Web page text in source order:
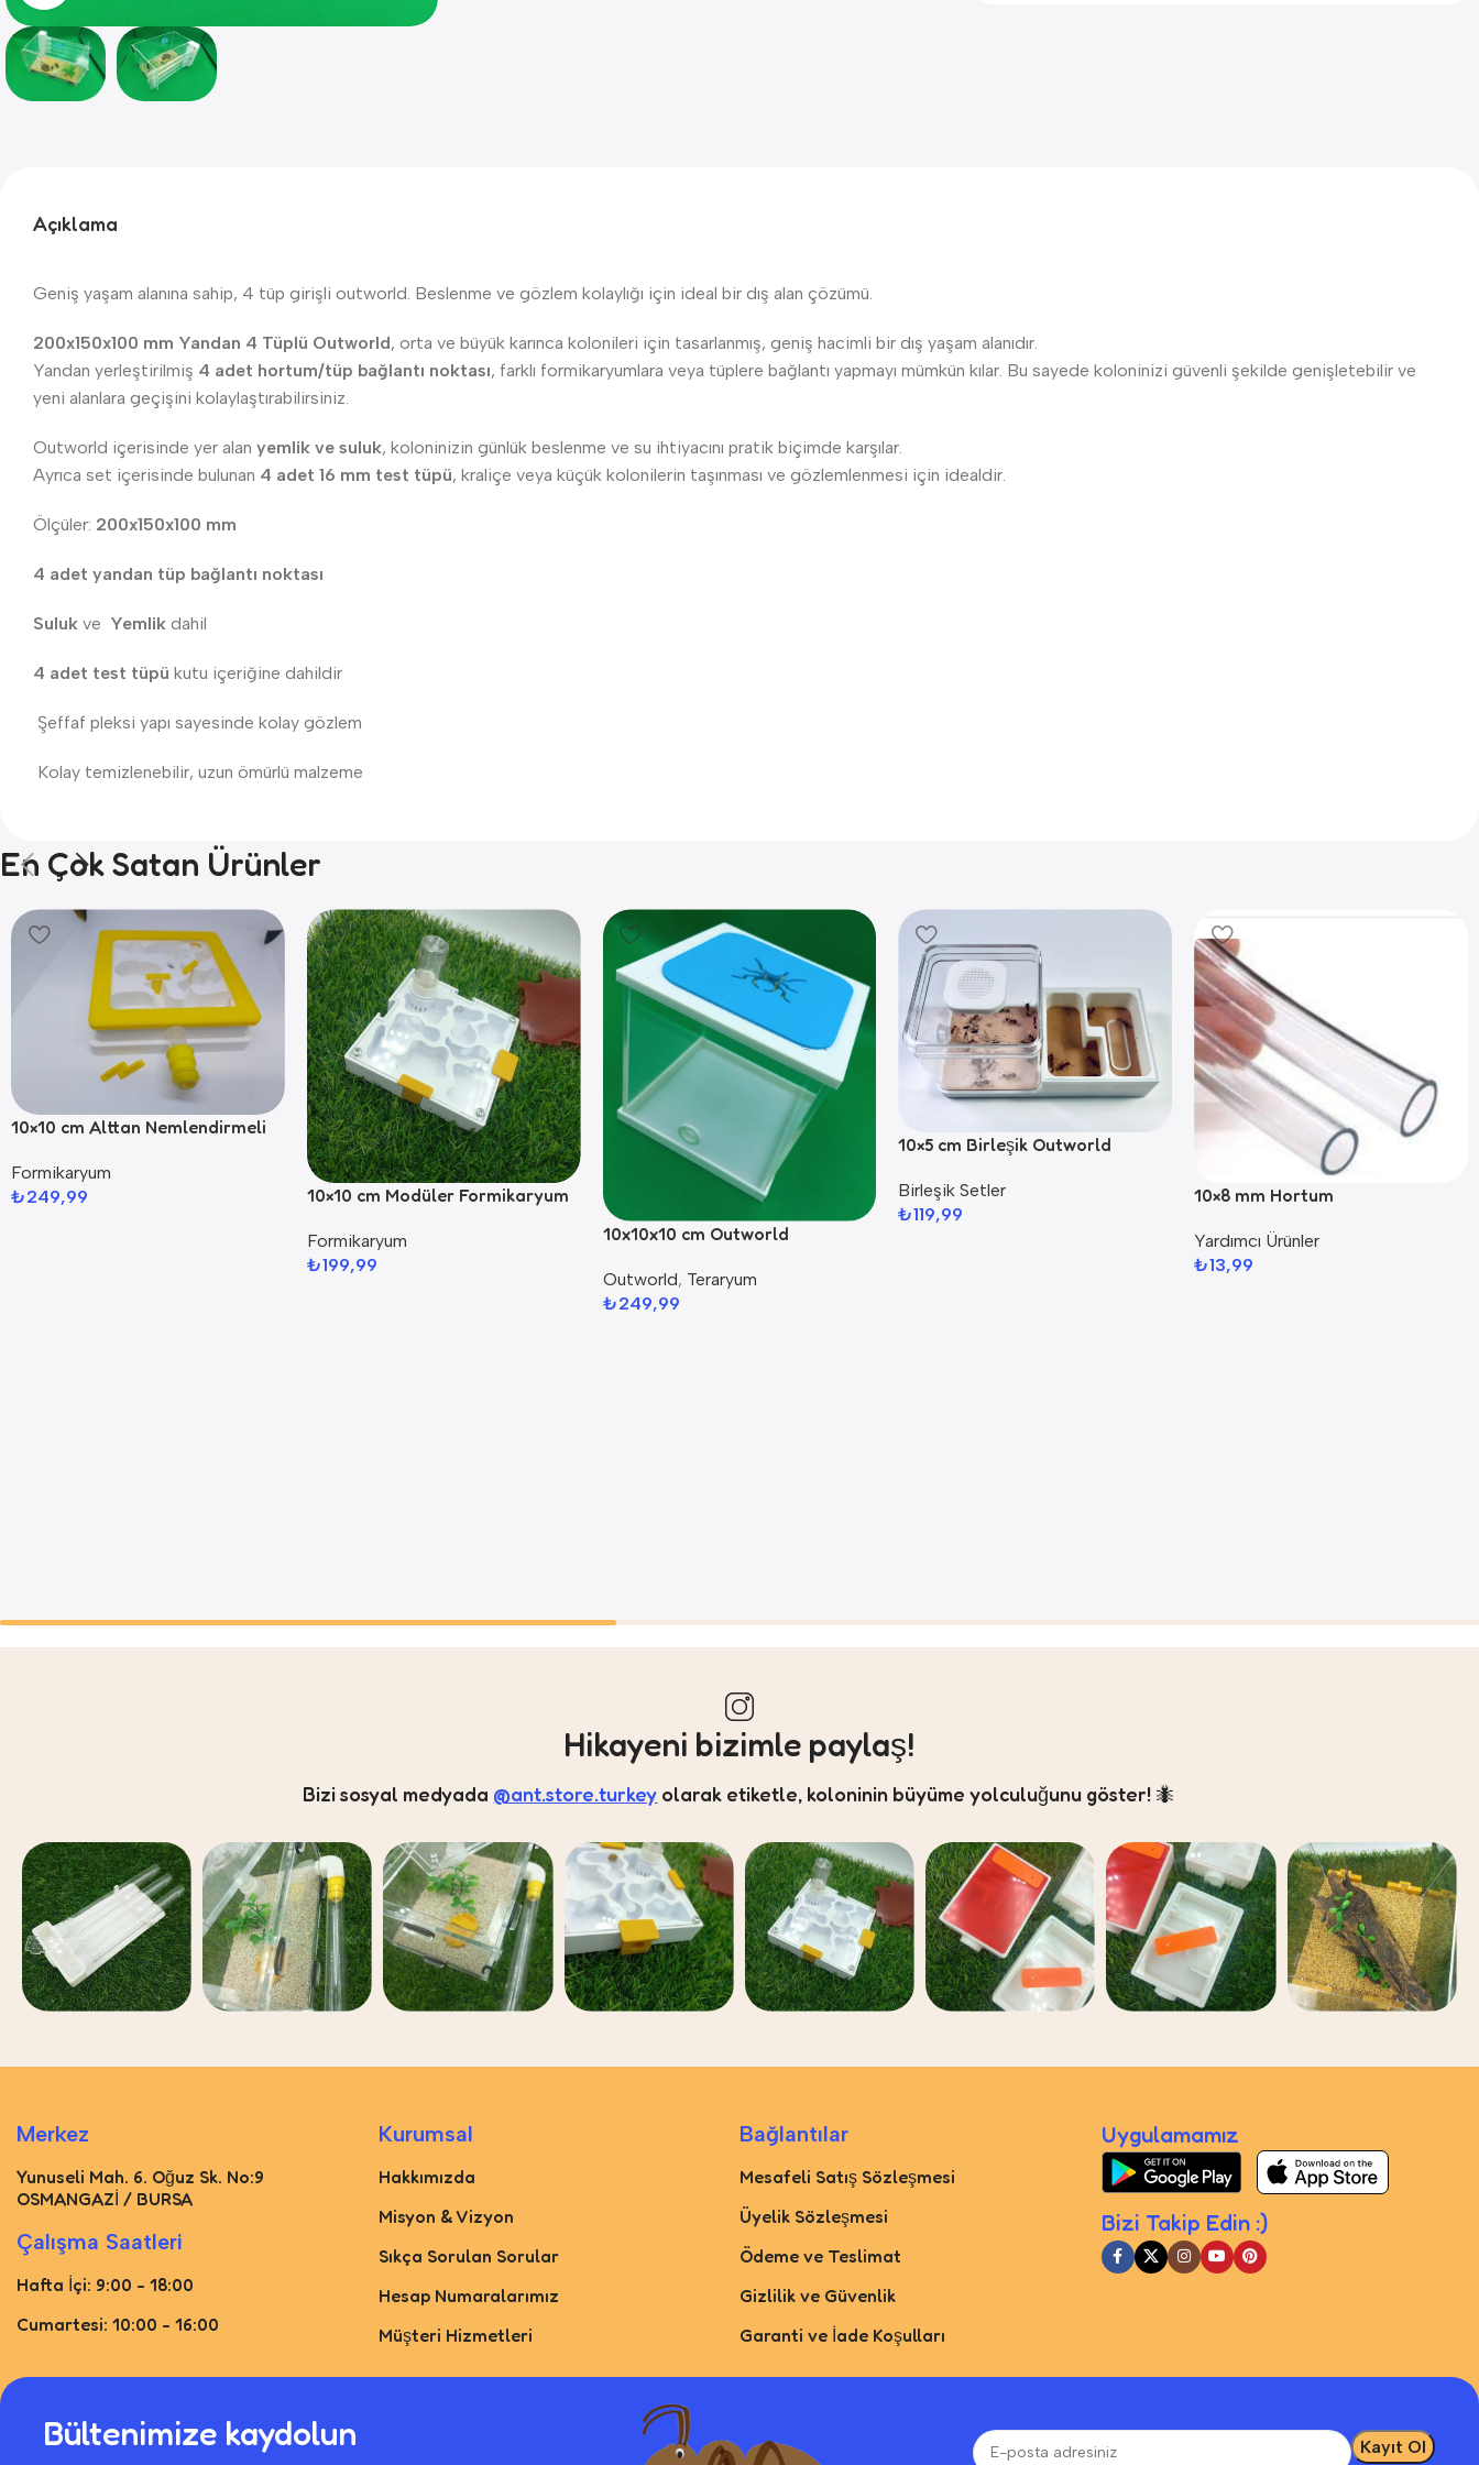
Açıklama
Geniş yaşam alanına sahip, 4 tüp girişli outworld. Beslenme ve gözlem kolaylığı için ideal bir dış alan çözümü.
200x150x100 mm Yandan 4 Tüplü Outworld, orta ve büyük karınca kolonileri için tasarlanmış, geniş hacimli bir dış yaşam alanıdır.
Yandan yerleştirilmiş 4 adet hortum/tüp bağlantı noktası, farklı formikaryumlara veya tüplere bağlantı yapmayı mümkün kılar. Bu sayede koloninizi güvenli şekilde genişletebilir ve
yeni alanlara geçişini kolaylaştırabilirsiniz.
Outworld içerisinde yer alan yemlik ve suluk, koloninizin günlük beslenme ve su ihtiyacını pratik biçimde karşılar.
Ayrıca set içerisinde bulunan 4 adet 16 mm test tüpü, kraliçe veya küçük kolonilerin taşınması ve gözlemlenmesi için idealdir.
Ölçüler: 200x150x100 mm
4 adet yandan tüp bağlantı noktası
Suluk ve Yemlik dahil
4 adet test tüpü kutu içeriğine dahildir
Şeffaf pleksi yapı sayesinde kolay gözlem
Kolay temizlenebilir, uzun ömürlü malzeme
En Çok Satan Ürünler
10×10 cm Alttan Nemlendirmeli
Formikaryum
₺249,99 10×10 cm Modüler Formikaryum
Formikaryum
₺199,99
10x10x10 cm Outworld
Outworld, Teraryum
₺249,99
10×5 cm Birleşik Outworld
Birleşik Setler
₺119,99
10×8 mm Hortum
Yardımcı Ürünler
₺13,99
Hikayeni bizimle paylaş!
Bizi sosyal medyada @ant.store.turkey olarak etiketle, koloninin büyüme yolculuğunu göster! 🐜
Merkez
Yunuseli Mah. 6. Oğuz Sk. No:9
OSMANGAZİ / BURSA
Çalışma Saatleri
Hafta İçi: 9:00 - 18:00
Cumartesi: 10:00 - 16:00
Kurumsal
Hakkımızda
Misyon & Vizyon
Sıkça Sorulan Sorular
Hesap Numaralarımız
Müşteri Hizmetleri
Bağlantılar
Mesafeli Satış Sözleşmesi
Üyelik Sözleşmesi
Ödeme ve Teslimat
Gizlilik ve Güvenlik
Garanti ve İade Koşulları
Uygulamamız
Bizi Takip Edin :)
Bültenimize kaydolun